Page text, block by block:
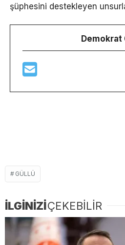
şüphesini destekleyen
Demokrat
GÜLLÜ
İLGİNİZİÇEKEBİLİR